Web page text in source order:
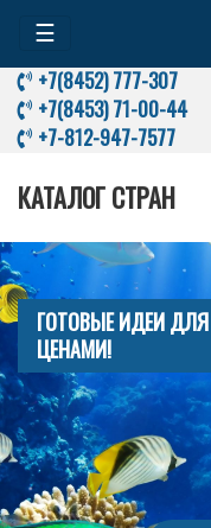
☰
+7(8452) 777-307
+7(8453) 71-00-44
+7-812-947-7577
КАТАЛОГ СТРАН
ГОТОВЫЕ ИДЕИ
ЦЕНАМИ!